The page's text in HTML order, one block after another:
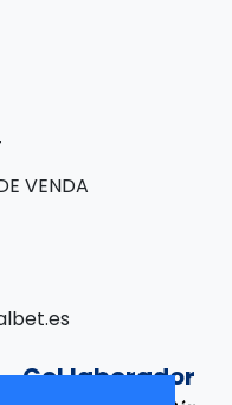
VENDA
Col·laborador